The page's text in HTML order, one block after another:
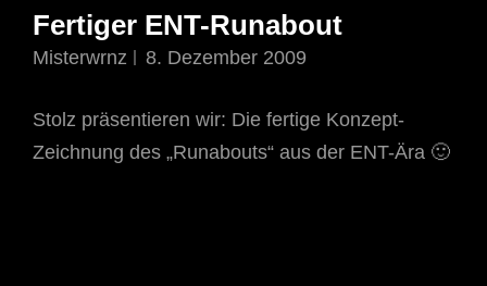
Fertiger ENT-Runabout
Misterwrnz 8. Dezember 2009
Stolz präsentieren wir: Die fertige Konzept-
Zeichnung des „Runabouts“ aus der ENT-Ära 🙂